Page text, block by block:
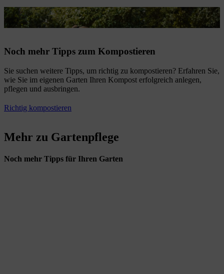
Zerkleinerte Äste eignen sich für den Kompost.
Noch mehr Tipps zum Kompostieren
Sie suchen weitere Tipps, um richtig zu kompostieren? Erfahren Sie,
wie Sie im eigenen Garten Ihren Kompost erfolgreich anlegen,
pflegen und ausbringen.
Richtig kompostieren
Mehr zu Gartenpflege
Noch mehr Tipps für Ihren Garten